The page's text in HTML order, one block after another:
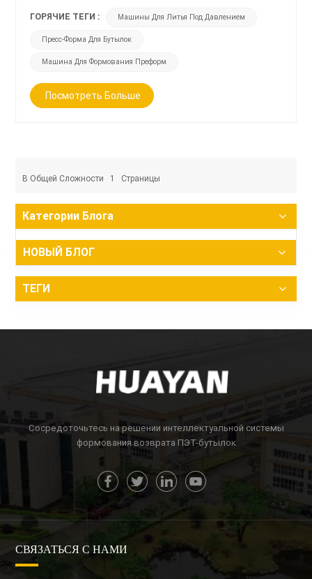
изделий или упаковочных контейнеров, литьевые машины,
рассматриваются эти ключевые технологии и объясняется,
ГОРЯЧИЕ ТЕГИ : Машины Для Литья Под Давлением
Пресс-Форма Для Бутылок
Машина Для Формования Преформ
Посмотреть Больше
В Общей Сложности 1 Страницы
Категории Блога
НОВЫЙ БЛОГ
ТЕГИ
Сосредоточьтесь на решении интеллектуальной системы
формования возврата ПЭТ-бутылок
СВЯЗАТЬСЯ С НАМИ